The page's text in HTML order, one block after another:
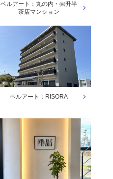
ベルアート：丸の内・㈱升半
茶店マンション
ベルアート：RISORA